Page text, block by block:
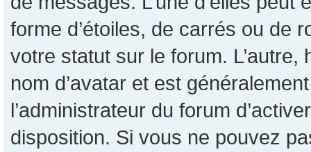
forme d’étoiles, de carrés ou de
votre statut sur le forum.
nom d’avatar et est
l’administrateur du forum
disposition. Si vous ne pouvez